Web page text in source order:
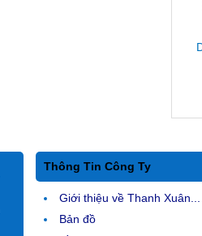
Thông Tin Công Ty
Giới thiệu về Thanh Xuân...
Bản đồ